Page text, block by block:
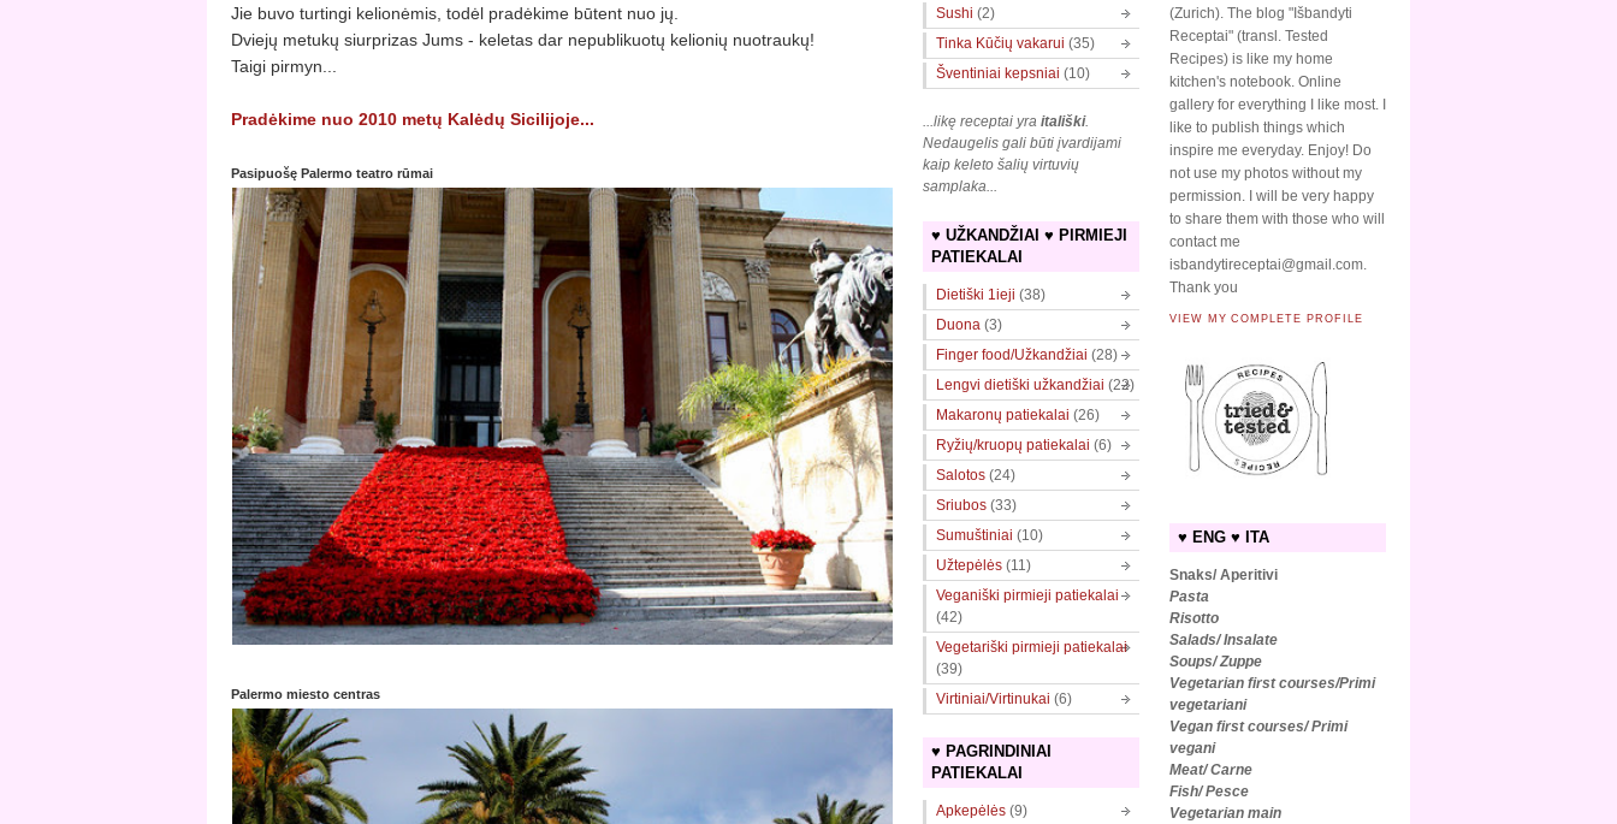
Jie buvo turtingi kelionėmis, todėl pradėkime būtent nuo jų.
Dviejų metukų siurprizas Jums - keletas dar nepublikuotų kelionių nuotraukų!
Taigi pirmyn...
Pradėkime nuo 2010 metų Kalėdų Sicilijoje...
Pasipuošę Palermo teatro rūmai
Palermo miesto centras
(Zurich). The blog "Išbandyti
Receptai" (transl. Tested
Recipes) is like my home
kitchen's notebook. Online
gallery for everything I like most. I
like to publish things which
inspire me everyday. Enjoy! Do
not use my photos without my
permission. I will be very happy
to share them with those who will
contact me
isbandytireceptai@gmail.com.
Thank you
VIEW MY COMPLETE PROFILE
♥ ENG ♥ ITA
Snaks/ Aperitivi
Pasta
Risotto
Salads/ Insalate
Soups/ Zuppe
Vegetarian first courses/Primi
vegetariani
Vegan first courses/ Primi
vegani
Meat/ Carne
Fish/ Pesce
Vegetarian main
Sushi (2)
Tinka Kūčių vakarui (35)
Šventiniai kepsniai (10)
...likę receptai yra itališki.
Nedaugelis gali būti įvardijami
kaip keleto šalių virtuvių
samplaka...
♥ UŽKANDŽIAI ♥ PIRMIEJI
PATIEKALAI
Dietiški 1ieji (38)
Duona (3)
Finger food/Užkandžiai (28)
Lengvi dietiški užkandžiai (22)
Makaronų patiekalai (26)
Ryžių/kruopų patiekalai (6)
Salotos (24)
Sriubos (33)
Sumuštiniai (10)
Užtepėlės (11)
Veganiški pirmieji patiekalai
(42)
Vegetariški pirmieji patiekalai
(39)
Virtiniai/Virtinukai (6)
♥ PAGRINDINIAI
PATIEKALAI
Apkepėlės (9)